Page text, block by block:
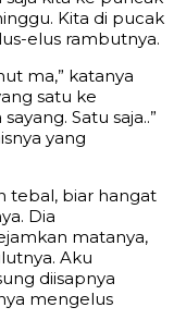
Kita di pucak
elus rambutnya.
ma,” katanya
satu ke
Satu saja..”
yang
tebal, biar hangat
Dia
matanya,
Aku
diisapnya
mengelus